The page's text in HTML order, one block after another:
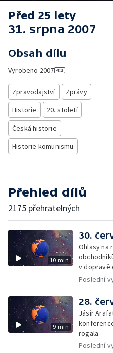
Před 25 lety
31. srpna 2007
Obsah dílu
Vyrobeno 2007
Zpravodajství
Zprávy
Historie
20. století
Česká historie
Historie komunismu
Přehled dílů
2175 přehratelných
10 min
30.
Ohlasy na
v dopravě
Poslední
9 min
28.
Jásir
rogala
Poslední